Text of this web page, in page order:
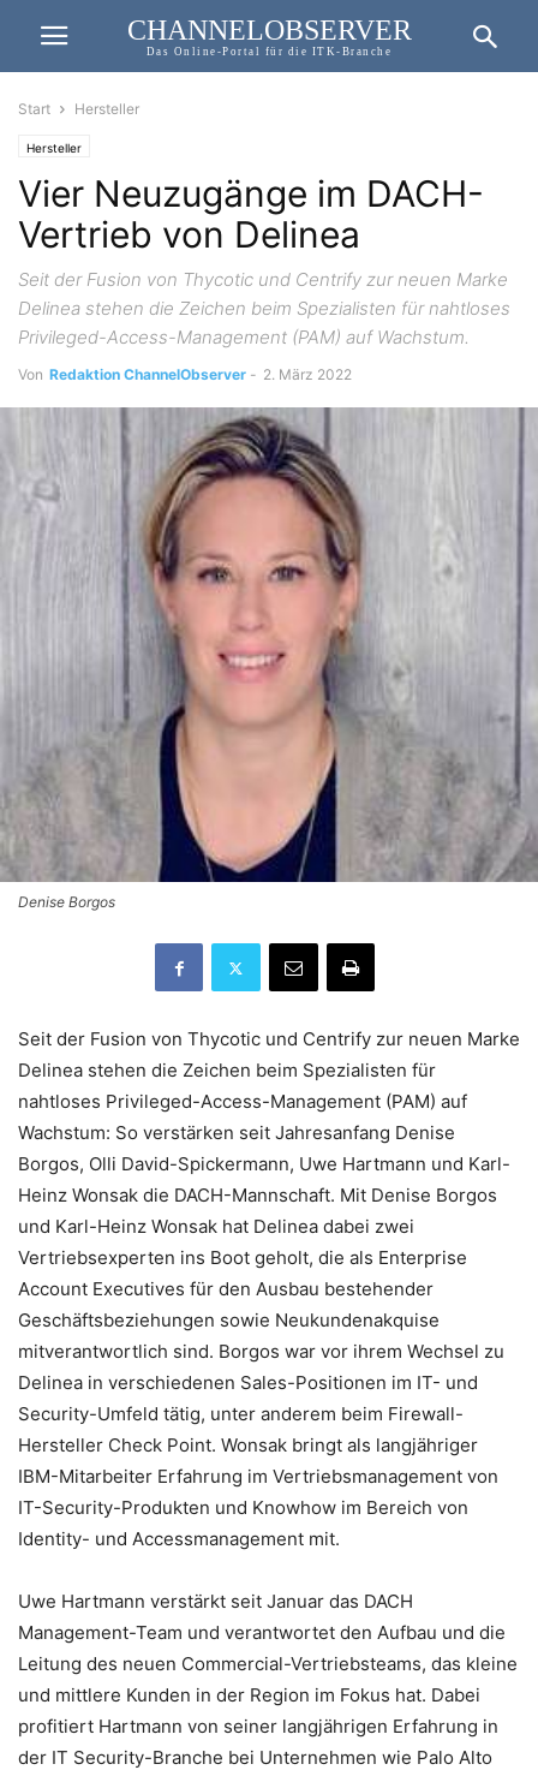
CHANNELOBSERVER
Das Online-Portal für die ITK-Branche
Start Hersteller
Hersteller
Vier Neuzugänge im DACH-
Vertrieb von Delinea
Seit der Fusion von Thycotic und Centrify zur neuen Marke
Delinea stehen die Zeichen beim Spezialisten für nahtloses
Privileged-Access-Management (PAM) auf Wachstum.
Von Redaktion ChannelObserver - 2. März 2022
Denise Borgos
Seit der Fusion von Thycotic und Centrify zur neuen Marke
Delinea stehen die Zeichen beim Spezialisten für
nahtloses Privileged-Access-Management (PAM) auf
Wachstum: So verstärken seit Jahresanfang Denise
Borgos, Olli David-Spickermann, Uwe Hartmann und Karl-
Heinz Wonsak die DACH-Mannschaft. Mit Denise Borgos
und Karl-Heinz Wonsak hat Delinea dabei zwei
Vertriebsexperten ins Boot geholt, die als Enterprise
Account Executives für den Ausbau bestehender
Geschäftsbeziehungen sowie Neukundenakquise
mitverantwortlich sind. Borgos war vor ihrem Wechsel zu
Delinea in verschiedenen Sales-Positionen im IT- und
Security-Umfeld tätig, unter anderem beim Firewall-
Hersteller Check Point. Wonsak bringt als langjähriger
IBM-Mitarbeiter Erfahrung im Vertriebsmanagement von
IT-Security-Produkten und Knowhow im Bereich von
Identity- und Accessmanagement mit.
Uwe Hartmann verstärkt seit Januar das DACH
Management-Team und verantwortet den Aufbau und die
Leitung des neuen Commercial-Vertriebsteams, das kleine
und mittlere Kunden in der Region im Fokus hat. Dabei
profitiert Hartmann von seiner langjährigen Erfahrung in
der IT Security-Branche bei Unternehmen wie Palo Alto